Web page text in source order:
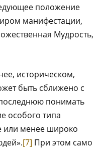
положение
манифестации,
Мудрость,
историческом,
быть сближено с
понимать
особого типа
или менее широко
[7] При этом само